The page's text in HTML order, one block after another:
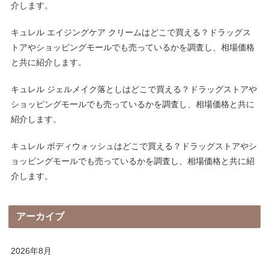
介します。
キュレル エイジングケア クリームはどこで買える？ドラッグス
トアやショッピングモールでも売っているかを調査し、相場価格
と共に紹介します。
キュレル ジェルメイク落としはどこで買える？ドラッグストアや
ショッピングモールでも売っているかを調査し、相場価格と共に
紹介します。
キュレル ボディウォッシュはどこで買える？ドラッグストアやシ
ョッピングモールでも売っているかを調査し、相場価格と共に紹
介します。
アーカイブ
2026年8月